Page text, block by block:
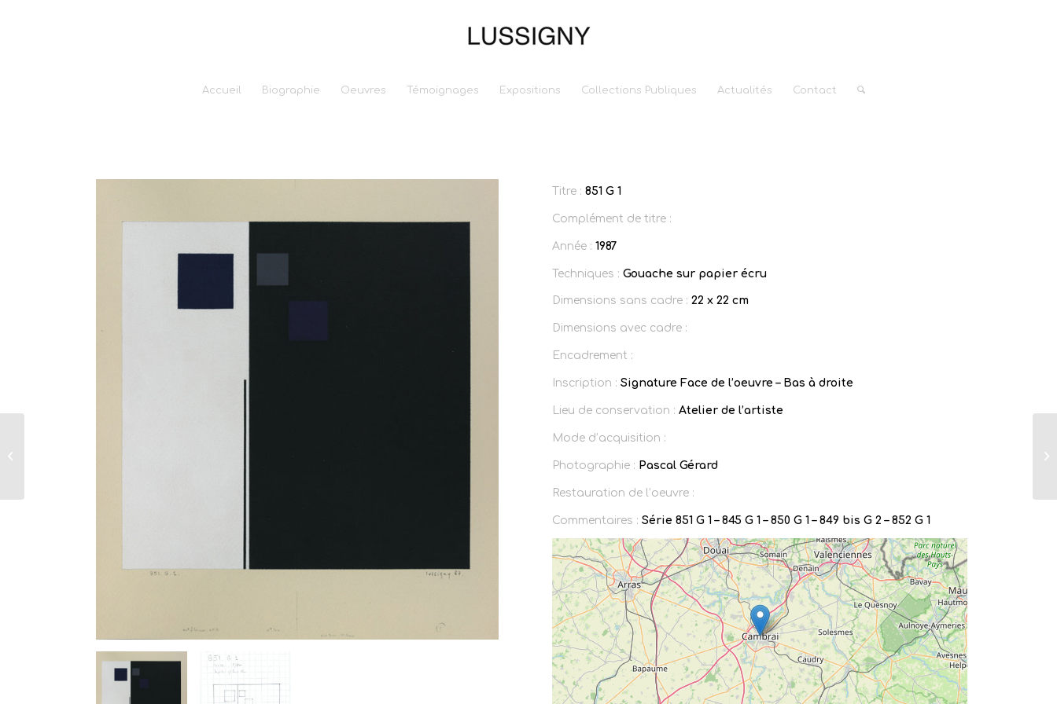
Accueil Biographie Oeuvres Témoignages Expositions Collections Publiques Actualités Contact
Titre : 851 G 1
Complément de titre :
Année : 1987
Techniques : Gouache sur papier écru
Dimensions sans cadre : 22 x 22 cm
Dimensions avec cadre :
Encadrement :
Inscription : Signature Face de l’oeuvre – Bas à droite
Lieu de conservation : Atelier de l’artiste
Mode d’acquisition :
Photographie : Pascal Gérard
Restauration de l’oeuvre :
Commentaires : Série 851 G 1 – 845 G 1 – 850 G 1 – 849 bis G 2 – 852 G 1